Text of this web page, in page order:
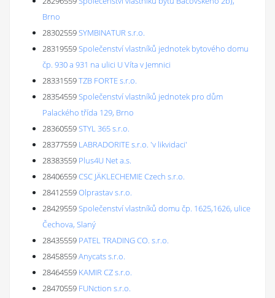
Brno
28302559SYMBINATUR s.r.o.
28319559Společenství vlastníků jednotek bytového domu
čp. 930 a 931 na ulici U Víta v Jemnici
28331559TZB FORTE s.r.o.
28354559Společenství vlastníků jednotek pro dům
Palackého třída 129, Brno
28360559STYL 365 s.r.o.
28377559 LABRADORITE s.r.o. 'v likvidaci'
28383559 Plus4U Net a.s.
28406559CSC JÄKLECHEMIE Czech s.r.o.
28412559Olprastav s.r.o.
28429559Společenství vlastníků domu čp. 1625,1626, ulice
Čechova, Slaný
28435559 PATEL TRADING CO. s.r.o.
28458559Anycats s.r.o.
28464559 KAMIR CZ s.r.o.
28470559 FUNction s.r.o.